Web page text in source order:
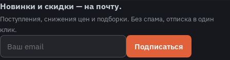
Новинки и скидки — на почту.
Поступления, снижения цен и подборки. Без спама, отписка в один
клик.
Подписаться